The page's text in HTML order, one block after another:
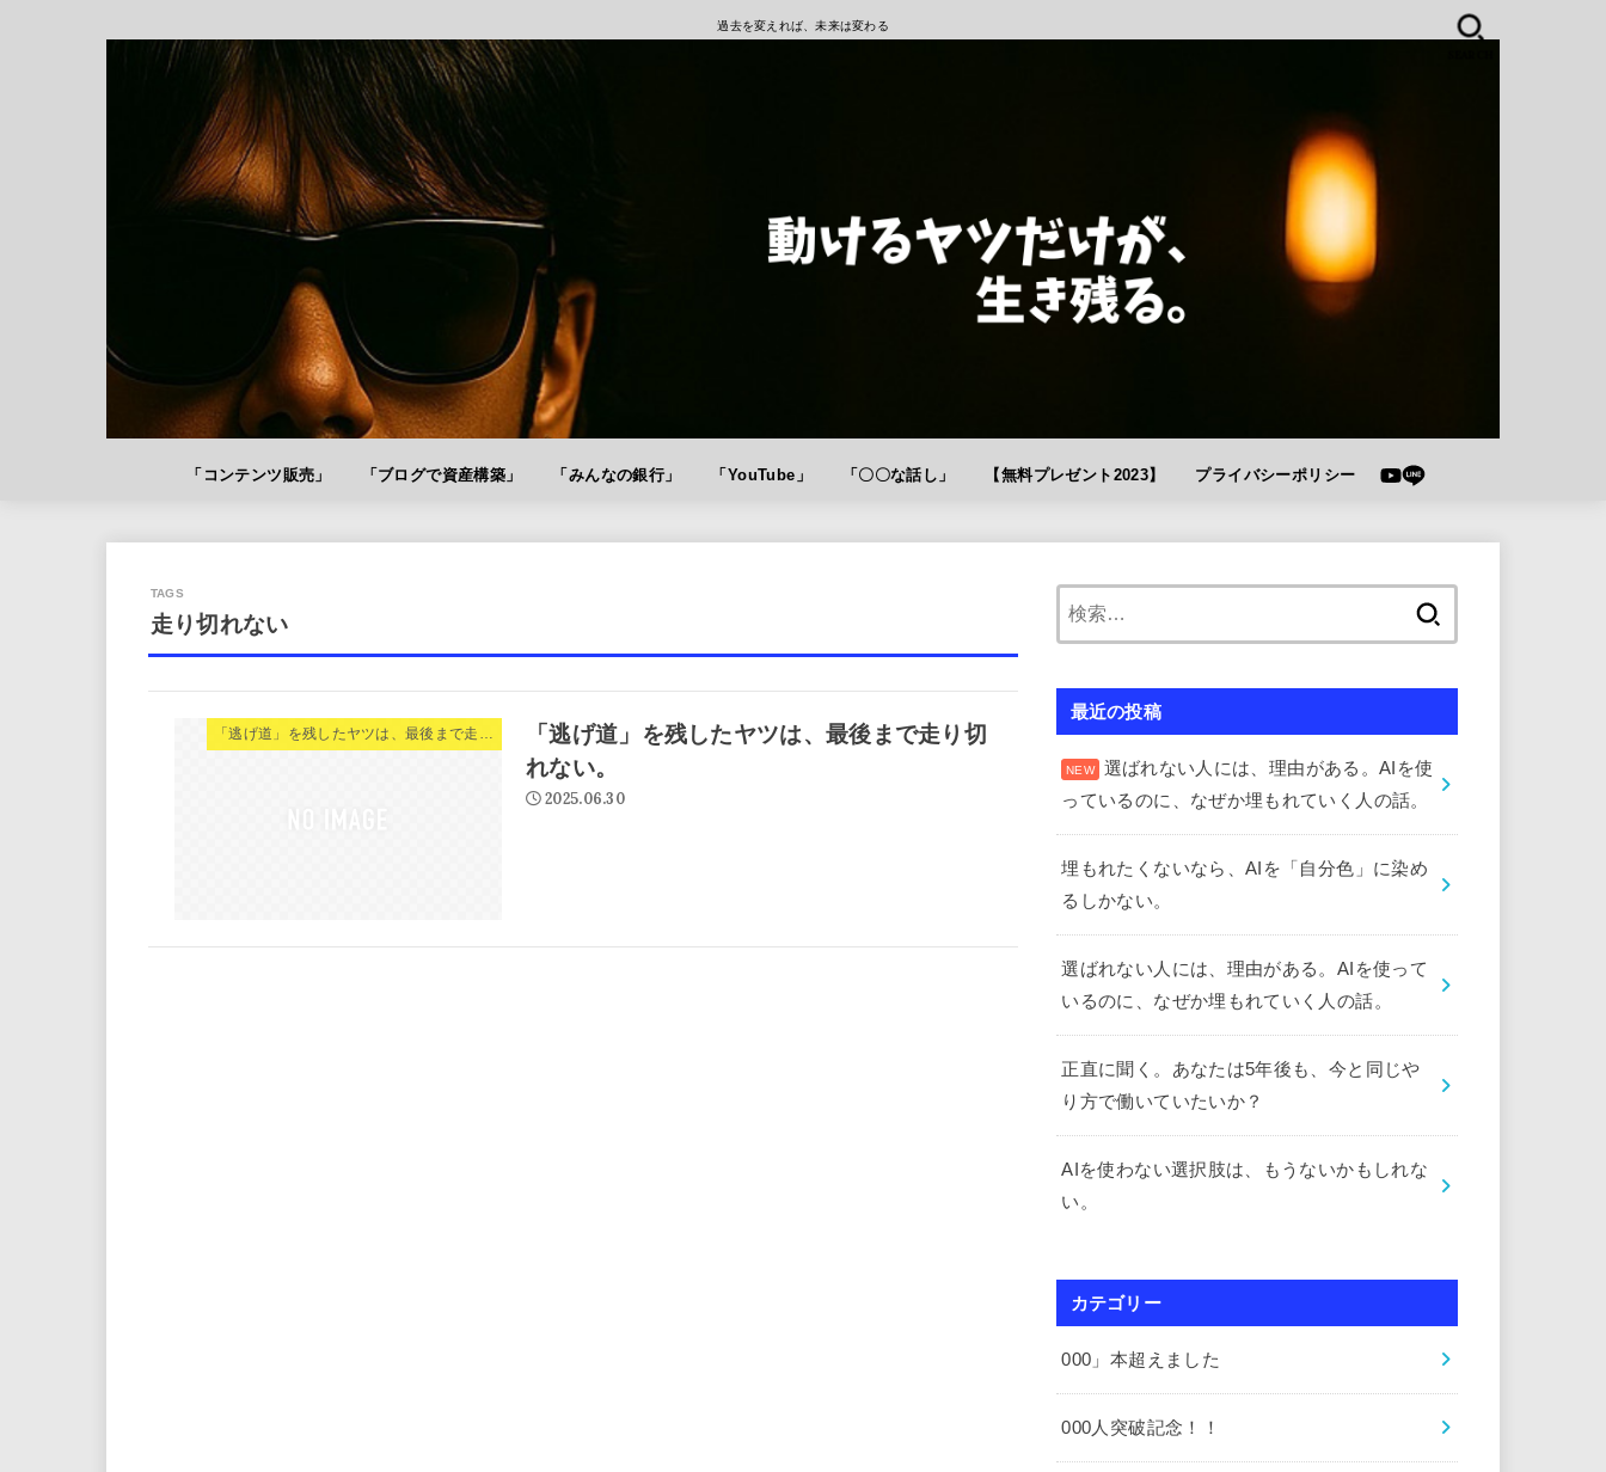
過去を変えれば、未来は変わる
「コンテンツ販売」 「ブログで資産構築」 「みんなの銀行」 「YouTube」 「〇〇な話し」 【無料プレゼント2023】 プライバシーポリシー
走り切れない
「逃げ道」を残したヤツは、最後まで走り切れない。
「逃げ道」を残したヤツは、最後まで走り切
れない。
2025.06.30
最近の投稿
選ばれない人には、理由がある。AIを使
っているのに、なぜか埋もれていく人の話。
埋もれたくないなら、AIを「自分色」に染め
るしかない。
選ばれない人には、理由がある。AIを使って
いるのに、なぜか埋もれていく人の話。
正直に聞く。あなたは5年後も、今と同じや
り方で働いていたいか？
AIを使わない選択肢は、もうないかもしれな
い。
カテゴリー
000」本超えました
000人突破記念！！